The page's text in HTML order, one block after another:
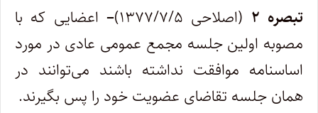
تبصره ۲
(اصلاحی ۱۳۷۷/۷/۵) – اعضایی که با
مصوبه اولین جلسه مجمع عمومی عادی در مورد
اساسنامه موافقت نداشته باشند می‌توانند در
همان جلسه تقاضای عضویت خود را پس بگیرند.